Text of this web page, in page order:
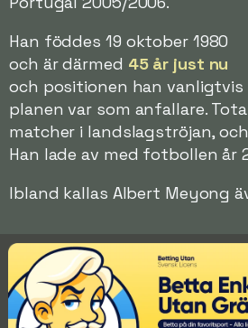
Han föddes 19 oktober 1980
och är därmed 45 år just nu
och positionen han
planen var som anfallare.
matcher i landslagströjan,
Han lade av med fotbollen år
Ibland kallas Albert Meyong